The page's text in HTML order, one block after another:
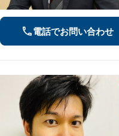
電話でお問い合わせ